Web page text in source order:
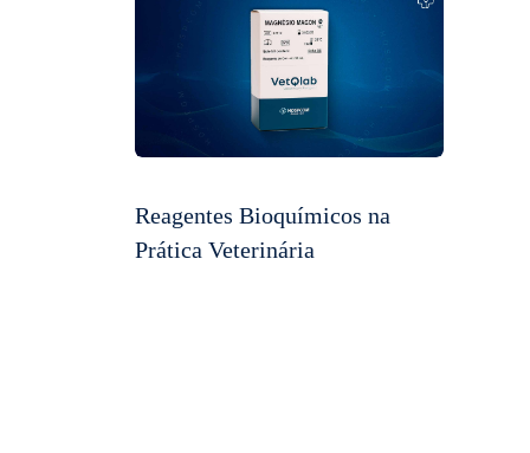
Reagentes Bioquímicos na
Prática Veterinária